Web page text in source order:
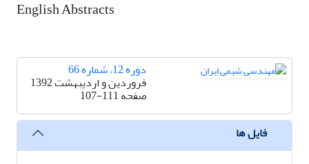
English Abstracts
دوره 12، شماره 66
فروردین و اردیبهشت 1392
صفحه107-111
فایل ها